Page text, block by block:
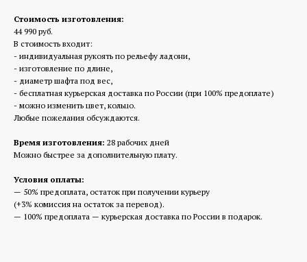
Стоимость изготовления:
44 990 руб.
В стоимость входит:
- индивидуальная рукоять по рельефу ладони,
- изготовление по длине,
- диаметр шафта под вес,
- бесплатная курьерская доставка по России (при 100% предоплате)
- можно изменить цвет, кольцо.
Любые пожелания обсуждаются.
Время изготовления: 28 рабочих дней
Можно быстрее за дополнительную плату.
Условия оплаты:
— 50% предоплата, остаток при получении курьеру
(+3% комиссия на остаток за перевод).
— 100% предоплата — курьерская доставка по России в подарок.